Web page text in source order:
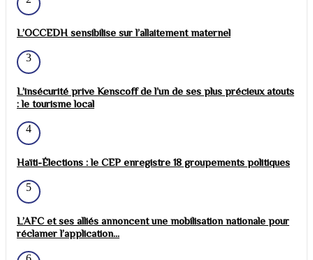
L’OCCEDH sensibilise sur l’allaitement maternel
3
L’insécurité prive Kenscoff de l’un de ses plus précieux atouts
: le tourisme local
4
Haïti-Élections : le CEP enregistre 18 groupements politiques
5
L’AFC et ses alliés annoncent une mobilisation nationale pour
réclamer l’application...